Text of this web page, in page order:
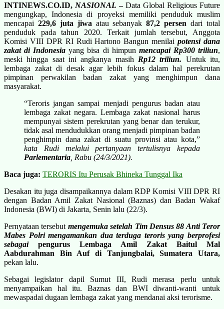
INTINEWS.CO.ID, NASIONAL –Data Global Religious Future
mengungkap, Indonesia di proyeksi memiliki penduduk muslim
mencapai 229,6 juta jiwa atau sebanyak87,2 persen dari total
penduduk pada tahun 2020. Terkait jumlah tersebut, Anggota
Komisi VIII DPR RI Rudi Hartono Bangun menilaipotensi dana
zakat di Indonesia yang bisa di himpun mencapai Rp300 triliun,
meski hingga saat ini angkanya masih Rp12 triliun. Untuk itu,
lembaga zakat di desak agar lebih fokus dalam hal perekrutan
pimpinan perwakilan badan zakat yang menghimpun dana
masyarakat.
“Teroris jangan sampai menjadi pengurus badan atau
lembaga zakat negara. Lembaga zakat nasional harus
mempunyai sistem perekrutan yang benar dan terukur,
tidak asal mendudukkan orang menjadi pimpinan badan
penghimpin dana zakat di suatu provinsi atau kota,”
kata Rudi melalui pertanyaan tertulisnya kepada
Parlementaria , Rabu (24/3/2021).
Baca juga: TERORIS Itu Perusak Bhineka Tunggal Ika
Desakan itu juga disampaikannya dalam RDP Komisi VIII DPR RI
dengan Badan Amil Zakat Nasional (Baznas) dan Badan Wakaf
Indonesia (BWI) di Jakarta, Senin lalu (22/3).
Pernyataan tersebut mengemuka setelah Tim Densus 88 Anti Teror
Mabes Polri mengamankan dua terduga teroris yang berprofesi
sebagai
pengurus Lembaga Amil Zakat Baitul Mal
Aabdurahman Bin Auf di Tanjungbalai, Sumatera Utara,
pekan lalu.
Sebagai legislator dapil Sumut III, Rudi merasa perlu untuk
menyampaikan hal itu. Baznas dan BWI diwanti-wanti untuk
mewaspadai dugaan lembaga zakat yang mendanai aksi terorisme.